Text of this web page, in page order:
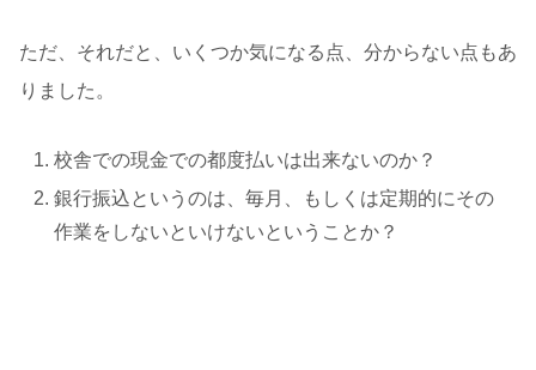
ただ、それだと、いくつか気になる点、分からない点もあ
りました。
校舎での現金での都度払いは出来ないのか？
銀行振込というのは、毎月、もしくは定期的にその
作業をしないといけないということか？